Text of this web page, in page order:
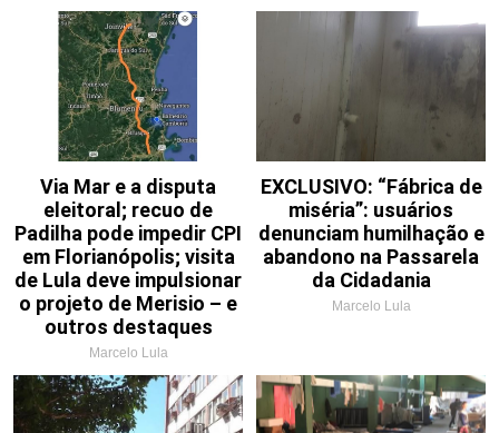
Via Mar e a disputa
eleitoral; recuo de
Padilha pode impedir CPI
em Florianópolis; visita
de Lula deve impulsionar
o projeto de Merisio – e
outros destaques
Marcelo Lula
EXCLUSIVO: “Fábrica de
miséria”: usuários
denunciam humilhação e
abandono na Passarela
da Cidadania
Marcelo Lula